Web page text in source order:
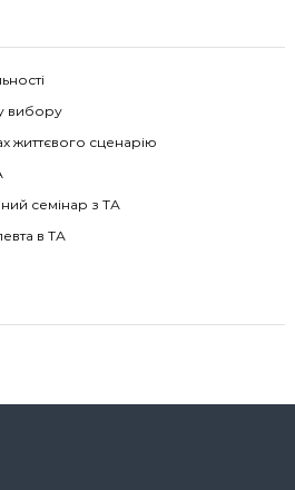
вибору
життєвого сценарію
семінар з ТА
в ТА